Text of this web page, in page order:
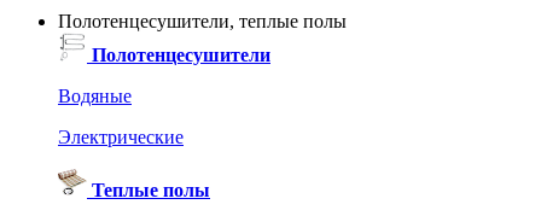
Полотенцесушители, теплые полы
Полотенцесушители
Водяные
Электрические
Теплые полы